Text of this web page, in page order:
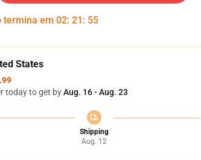
termina em 02: 21 : 54
States
today to get byAug. 16 - Aug. 23
Shipping
Aug. 12